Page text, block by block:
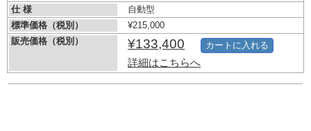
仕 様
自動型
標準価格（税別）
¥215,000
販売価格（税別）
¥133,400
詳細はこちらへ
カートに入れる